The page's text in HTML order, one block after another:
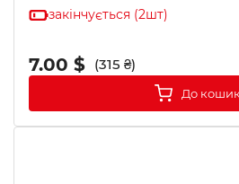
закінчується (2шт)
7.00 $ (315 ₴)
До